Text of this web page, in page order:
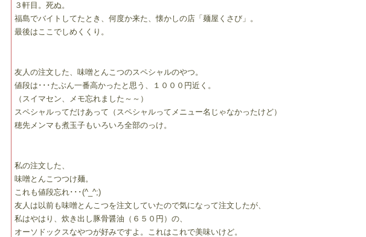
３軒目。死ぬ。
福島でバイトしてたとき、何度か来た、懐かしの店「麺屋くさび」。
最後はここでしめくくり。
友人の注文した、味噌とんこつのスペシャルのやつ。
値段は･･･たぶん一番高かったと思う、１０００円近く。
（スイマセン、メモ忘れました～～）
スペシャルってだけあって（スペシャルってメニュー名じゃなかったけど）
穂先メンマも煮玉子もいろいろ全部のっけ。
私の注文した、
味噌とんこつつけ麺。
これも値段忘れ･･･(^_^;)
友人は以前も味噌とんこつを注文していたので気になって注文したが、
私はやはり、炊き出し豚骨醤油（６５０円）の、
オーソドックスなやつが好みですよ。これはこれで美味いけど。